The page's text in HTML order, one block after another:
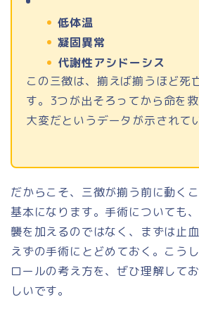
低体温
凝固異常
代謝性アシドーシス
この三徴は、揃えば揃うほど死
す。3つが出そろってから命を
大変だというデータが示されて
だからこそ、三徴が揃う前に動く
基本になります。手術についても
襲を加えるのではなく、まずは止
えずの手術にとどめておく。こう
ロールの考え方を、ぜひ理解して
しいです。